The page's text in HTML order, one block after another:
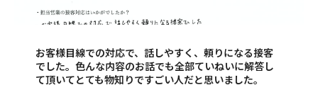
お客様目線での対応で、話しやすく、頼りになる接客
でした。色んな内容のお話でも全部ていねいに解答し
て頂いてとても物知りですごい人だと思いました。